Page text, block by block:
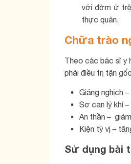
với đờm ứ
thực quản.
Chữa trào
Theo các bác sĩ y
phải điều trị tận
Giáng nghịch
Sơ can lý khí
An thần –
Kiện tỳ vị –
Sử dụng bài